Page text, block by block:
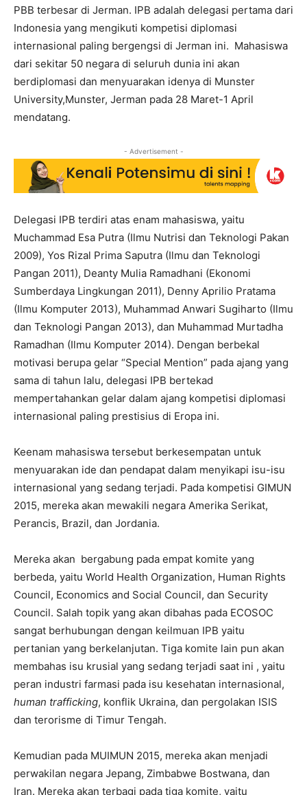
PBB terbesar di Jerman. IPB adalah delegasi pertama dari
Indonesia yang mengikuti kompetisi diplomasi
internasional paling bergengsi di Jerman ini. Mahasiswa
dari sekitar 50 negara di seluruh dunia ini akan
berdiplomasi dan menyuarakan idenya di Munster
University,Munster, Jerman pada 28 Maret-1 April
mendatang.
- Advertisement -
Delegasi IPB terdiri atas enam mahasiswa, yaitu
Muchammad Esa Putra (Ilmu Nutrisi dan Teknologi Pakan
2009), Yos Rizal Prima Saputra (Ilmu dan Teknologi
Pangan 2011), Deanty Mulia Ramadhani (Ekonomi
Sumberdaya Lingkungan 2011), Denny Aprilio Pratama
(Ilmu Komputer 2013), Muhammad Anwari Sugiharto (Ilmu
dan Teknologi Pangan 2013), dan Muhammad Murtadha
Ramadhan (Ilmu Komputer 2014). Dengan berbekal
motivasi berupa gelar “Special Mention” pada ajang yang
sama di tahun lalu, delegasi IPB bertekad
mempertahankan gelar dalam ajang kompetisi diplomasi
internasional paling prestisius di Eropa ini.
Keenam mahasiswa tersebut berkesempatan untuk
menyuarakan ide dan pendapat dalam menyikapi isu-isu
internasional yang sedang terjadi. Pada kompetisi GIMUN
2015, mereka akan mewakili negara Amerika Serikat,
Perancis, Brazil, dan Jordania.
Mereka akan bergabung pada empat komite yang
berbeda, yaitu World Health Organization, Human Rights
Council, Economics and Social Council, dan Security
Council. Salah topik yang akan dibahas pada ECOSOC
sangat berhubungan dengan keilmuan IPB yaitu
pertanian yang berkelanjutan. Tiga komite lain pun akan
membahas isu krusial yang sedang terjadi saat ini , yaitu
peran industri farmasi pada isu kesehatan internasional,
human trafficking, konflik Ukraina, dan pergolakan ISIS
dan terorisme di Timur Tengah.
Kemudian pada MUIMUN 2015, mereka akan menjadi
perwakilan negara Jepang, Zimbabwe Bostwana, dan
Iran. Mereka akan terbagi pada tiga komite, yaitu